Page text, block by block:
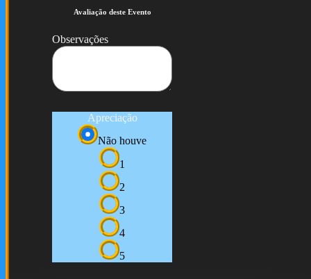
Avaliação deste Evento
Observações
Apreciação
Não houve
1
2
3
4
5